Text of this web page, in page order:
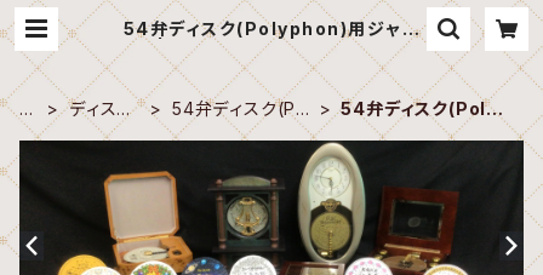
54弁ディスク(Polyphon)用ジャケ
ット | 田代音楽工房 オンラインショッ
H
O
ディスク
オルゴー
54弁ディスク(Pol
yphon 11-1/4")
54弁ディスク(Polyp
hon)用ジャケット